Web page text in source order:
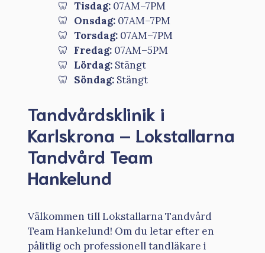
Tisdag: 07AM–7PM
Onsdag: 07AM–7PM
Torsdag: 07AM–7PM
Fredag: 07AM–5PM
Lördag: Stängt
Söndag: Stängt
Tandvårdsklinik i
Karlskrona – Lokstallarna
Tandvård Team
Hankelund
Välkommen till Lokstallarna Tandvård
Team Hankelund! Om du letar efter en
pålitlig och professionell tandläkare i